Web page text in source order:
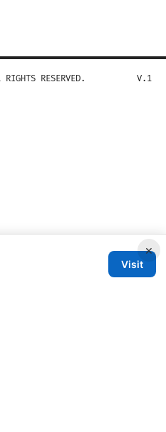
×
Visit
RESERVED. V.1